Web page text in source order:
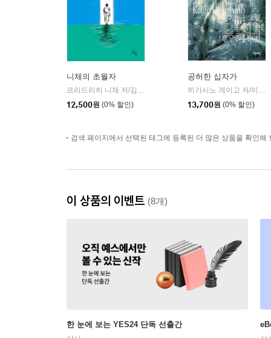
니체의 초월자
프리드리히 니체 저/김철 편역
12,500원 (0% 할인)
공허한 십자가
히가시노 게이고 저/이선희 역
13,700원 (0% 할인)
검색 페이지에서 선택된 태그에 등록된 더 많은 상품을 확인해
이 상품의 이벤트 (8개)
한 눈에 보는 YES24 단독 선출간